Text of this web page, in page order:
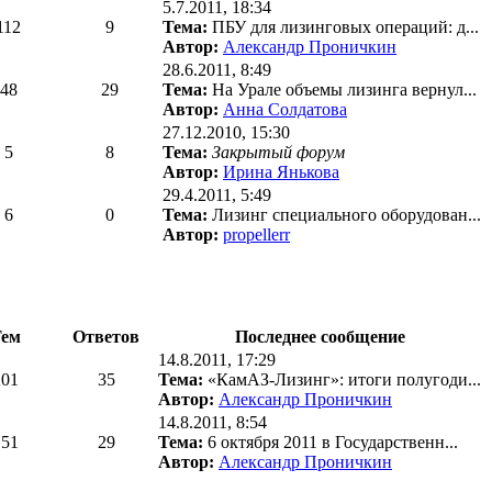
9
5.7.2011, 18:34
Тема: ПБУ для лизинговых операций: д...
Автор: Александр Проничкин
48 29
28.6.2011, 8:49
Тема: На Урале объемы лизинга вернул...
Автор: Анна Солдатова
5 8
27.12.2010, 15:30
Тема: Закрытый форум
Автор: Ирина Янькова
6 0
29.4.2011, 5:49
Тема: Лизинг специального оборудован...
Автор: propellerr
Ответов Последнее сообщение
35
14.8.2011, 17:29
Тема: «КамАЗ-Лизинг»: итоги полугоди...
Автор: Александр Проничкин
29
14.8.2011, 8:54
Тема: 6 октября 2011 в Государственн...
Автор: Александр Проничкин